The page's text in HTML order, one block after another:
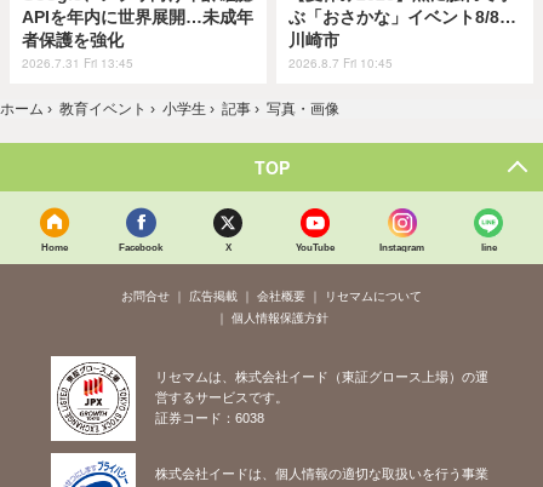
APIを年内に世界展開…未成年
者保護を強化
2026.7.31 Fri 13:45
ぶ「おさかな」イベント8/8…
川崎市
2026.8.7 Fri 10:45
ホーム › 教育イベント › 小学生 › 記事 › 写真・画像
TOP
Home Facebook X YouTube Instagram line
お問合せ 広告掲載 会社概要
リセマムについて
個人情報保護方針
リセマムは、株式会社イード（東証グロース上場）の運
営するサービスです。
証券コード：6038
株式会社イードは、個人情報の適切な取扱いを行う事業